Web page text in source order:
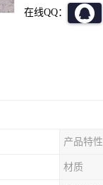
在线QQ：
产品特性
材质